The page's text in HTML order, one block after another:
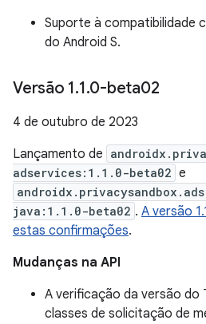
Suporte à compatibilidade
do Android S.
Versão 1.1.0-beta02
4 de outubro de 2023
Lançamento de
adservices:1.1.0-beta02 e
java:1.1.0-beta02 . A versão
estas confirmações.
Mudanças na API
A verificação da versão do
classes de solicitação de